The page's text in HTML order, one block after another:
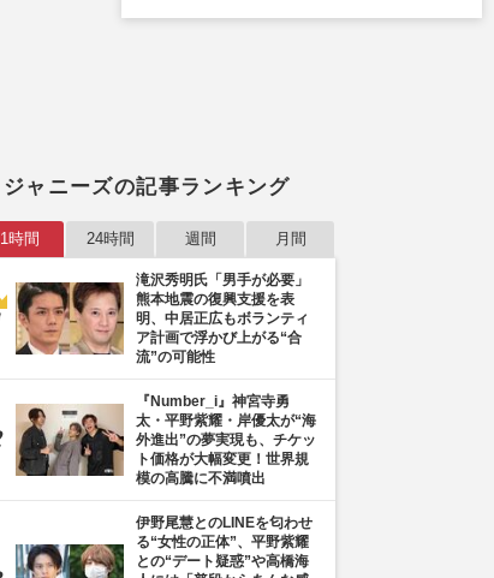
ジャニーズの記事ランキング
1時間 24時間 週間 月間
滝沢秀明氏「男手が必要」
熊本地震の復興支援を表
明、中居正広もボランティ
ア計画で浮かび上がる“合
流”の可能性
『Number_i』神宮寺勇
太・平野紫耀・岸優太が“海
外進出”の夢実現も、チケッ
ト価格が大幅変更！世界規
模の高騰に不満噴出
伊野尾慧とのLINEを匂わせ
る“女性の正体”、平野紫耀
との“デート疑惑”や高橋海